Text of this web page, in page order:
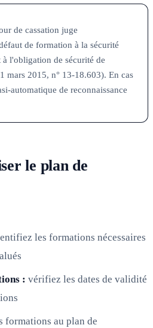
de cassation juge
de formation à la sécurité
l'obligation de sécurité de
mars 2015, n° 13-18.603). En cas
automatique de reconnaissance
le plan de
les formations nécessaires
: vérifiez les dates de validité
formations au plan de